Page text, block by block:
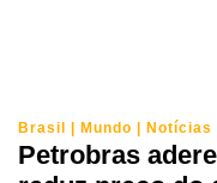
Brasil | Mundo | Notícias
Petrobras